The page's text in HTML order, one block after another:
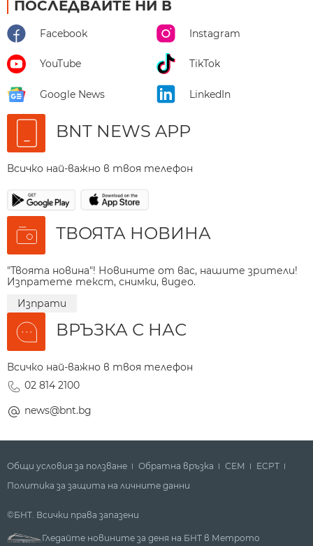
ПОСЛЕДВАЙТЕ НИ В
Facebook Instagram
YouTube TikTok
Google News LinkedIn
BNT NEWS APP
Всичко най-важно в твоя телефон
ТВОЯТА НОВИНА
"Твоята новина"! Новините от вас, нашите зрители!
Изпратете текст, снимки, видео.
Изпрати
ВРЪЗКА С НАС
Всичко най-важно в твоя телефон
02 814 2100
news@bnt.bg
Общи условия за ползване Обратна връзка СЕМ
ECPT
Политика за защита на личните данни
©БНТ. Всички права запазени
Гледайте новините за деня на БНТ в Метрото